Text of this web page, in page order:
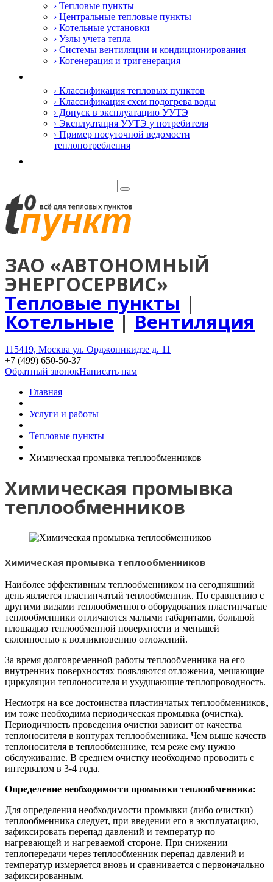
› Тепловые пункты
› Центральные тепловые пункты
› Котельные установки
› Узлы учета тепла
› Системы вентиляции и кондиционирования
› Когенерация и тригенерация
› Классификация тепловых пунктов
› Классификация схем подогрева воды
› Допуск в эксплуатацию УУТЭ
› Эксплуатация УУТЭ у потребителя
› Пример посуточной ведомости
теплопотребления
ЗАО «АВТОНОМНЫЙ
ЭНЕРГОСЕРВИС»
Тепловые пункты |
Котельные|Вентиляция
115419, Москва ул. Орджоникидзе д. 11
+7 (499) 650-50-37
Обратный звонокНаписать нам
Главная
Услуги и работы
Тепловые пункты
Химическая промывка теплообменников
Химическая промывка
теплообменников
Химическая промывка теплообменников
Наиболее эффективным теплообменником на сегодняшний
день является пластинчатый теплообменник. По сравнению с
другими видами теплообменного оборудования пластинчатые
теплообменники отличаются малыми габаритами, большой
площадью теплообменной поверхности и меньшей
склонностью к возникновению отложений.
За время долговременной работы теплообменника на его
внутренних поверхностях появляются отложения, мешающие
циркуляции теплоносителя и ухудшающие теплопроводность.
Несмотря на все достоинства пластинчатых теплообменников,
им тоже необходима периодическая промывка (очистка).
Периодичность проведения очистки зависит от качества
теплоносителя в контурах теплообменника. Чем выше качеств
теплоносителя в теплообменнике, тем реже ему нужно
обслуживание. В среднем очистку необходимо проводить с
интервалом в 3-4 года.
Определение необходимости промывки теплообменника:
Для определения необходимости промывки (либо очистки)
теплообменника следует, при введении его в эксплуатацию,
зафиксировать перепад давлений и температур по
нагревающей и нагреваемой стороне. При снижении
теплопередачи через теплообменник перепад давлений и
температур измеряется вновь и сравнивается с первоначально
зафиксированным.